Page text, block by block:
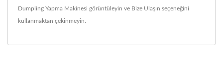
Dumpling Yapma Makinesi görüntüleyin ve Bize Ulaşın seçeneğini
kullanmaktan çekinmeyin.